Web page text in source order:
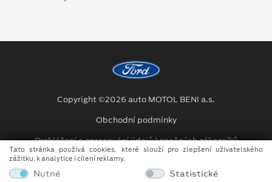
Copyright ©2026 auto MOTOL BENI a.s.
Obchodní podmínky
Prohlášení o zpracování údajů konečných zákazníků
Kariéra
Tato stránka používá cookies, které slouží pro zlepšení uživatelského
zážitku, k analytice i cílení reklamy.
Nutné
Statistické